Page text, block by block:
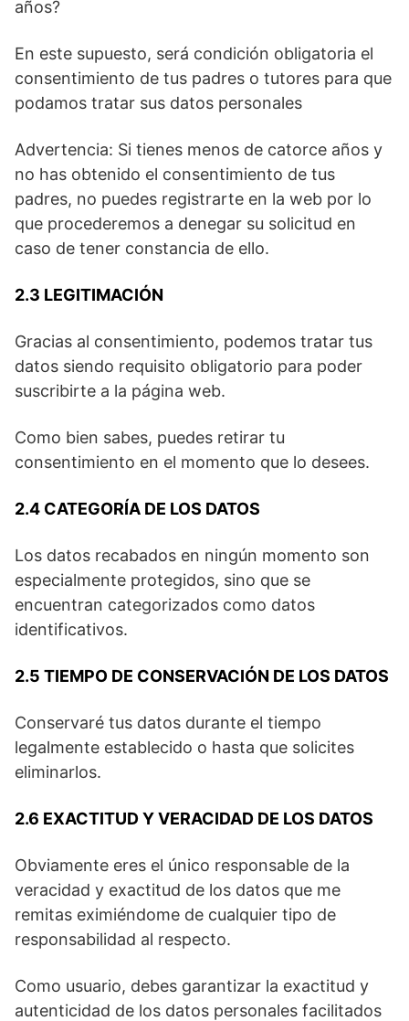
años?
En este supuesto, será condición obligatoria el
consentimiento de tus padres o tutores para que
podamos tratar sus datos personales
Advertencia: Si tienes menos de catorce años y
no has obtenido el consentimiento de tus
padres, no puedes registrarte en la web por lo
que procederemos a denegar su solicitud en
caso de tener constancia de ello.
2.3 LEGITIMACIÓN
Gracias al consentimiento, podemos tratar tus
datos siendo requisito obligatorio para poder
suscribirte a la página web.
Como bien sabes, puedes retirar tu
consentimiento en el momento que lo desees.
2.4 CATEGORÍA DE LOS DATOS
Los datos recabados en ningún momento son
especialmente protegidos, sino que se
encuentran categorizados como datos
identificativos.
2.5 TIEMPO DE CONSERVACIÓN DE LOS DATOS
Conservaré tus datos durante el tiempo
legalmente establecido o hasta que solicites
eliminarlos.
2.6 EXACTITUD Y VERACIDAD DE LOS DATOS
Obviamente eres el único responsable de la
veracidad y exactitud de los datos que me
remitas eximiéndome de cualquier tipo de
responsabilidad al respecto.
Como usuario, debes garantizar la exactitud y
autenticidad de los datos personales facilitados